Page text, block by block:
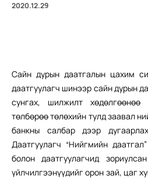
2020.12.29
Сайн дурын даатгалын цахим
даатгуулагч шинээр сайн дурын
сунгах, шилжилт хөдөлгөөнөө
төлбөрөө төлөхийн тулд заавал
банкны салбар дээр
Даатгуулагч “Нийгмийн
болон даатгуулагчид
үйлчилгээнүүдийг орон зай, цаг